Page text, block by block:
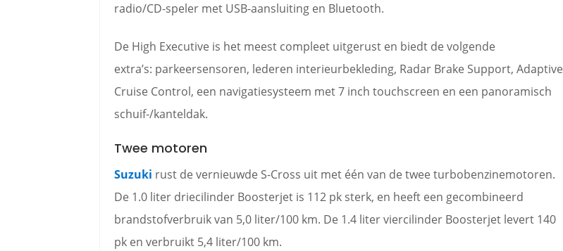
radio/CD-speler met USB-aansluiting en Bluetooth.
De High Executive is het meest compleet uitgerust en biedt de volgende
extra’s: parkeersensoren, lederen interieurbekleding, Radar Brake Support, Adaptive
Cruise Control, een navigatiesysteem met 7 inch touchscreen en een panoramisch
schuif-/kanteldak.
Twee motoren
Suzuki rust de vernieuwde S-Cross uit met één van de twee turbobenzinemotoren.
De 1.0 liter driecilinder Boosterjet is 112 pk sterk, en heeft een gecombineerd
brandstofverbruik van 5,0 liter/100 km. De 1.4 liter viercilinder Boosterjet levert 140
pk en verbruikt 5,4 liter/100 km.